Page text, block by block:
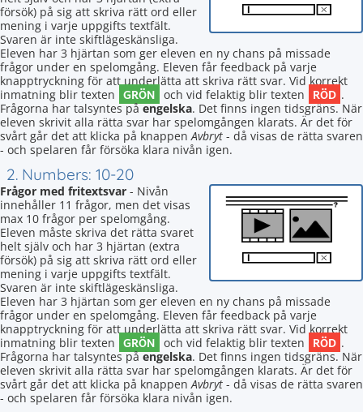
försök) på sig att skriva rätt ord eller
mening i varje uppgifts textfält.
Svaren är inte skiftlägeskänsliga.
Eleven har 3 hjärtan som ger eleven en ny chans på missade
frågor under en spelomgång. Eleven får feedback på varje
knapptryckning för att underlätta att skriva rätt svar. Vid korrekt
inmatning blir texten GRÖN och vid felaktig blir texten RÖD .
Frågorna har talsyntes påengelska. Det finns ingen tidsgräns. När
eleven skrivit alla rätta svar har spelomgången klarats. Är det för
svårt går det att klicka på knappenAvbryt - då visas de rätta svaren
- och spelaren får försöka klara nivån igen.
2. Numbers: 10-20
Frågor med fritextsvar - Nivån
innehåller 11 frågor, men det visas
max 10 frågor per spelomgång.
Eleven måste skriva det rätta svaret
helt själv och har 3 hjärtan (extra
försök) på sig att skriva rätt ord eller
mening i varje uppgifts textfält.
Svaren är inte skiftlägeskänsliga.
Eleven har 3 hjärtan som ger eleven en ny chans på missade
frågor under en spelomgång. Eleven får feedback på varje
knapptryckning för att underlätta att skriva rätt svar. Vid korrekt
inmatning blir texten GRÖN och vid felaktig blir texten RÖD .
Frågorna har talsyntes påengelska. Det finns ingen tidsgräns. När
eleven skrivit alla rätta svar har spelomgången klarats. Är det för
svårt går det att klicka på knappenAvbryt - då visas de rätta svaren
- och spelaren får försöka klara nivån igen.